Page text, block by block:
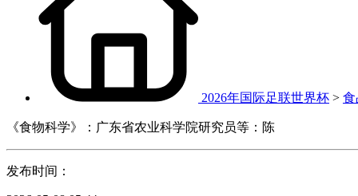
2026年国际足联世界杯 > 食
《食物科学》：广东省农业科学院研究员等：陈
发布时间：